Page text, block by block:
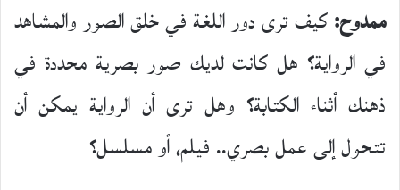
ممدوح:كيف ترى دور اللغة في خلق الصور والمشاهد
في الرواية؟ هل كانت لديك صور بصرية محددة في
ذهنك أثناء الكتابة؟ وهل ترى أن الرواية يمكن أن
تتحول إلى عمل بصري.. فيلم، أو مسلسل؟